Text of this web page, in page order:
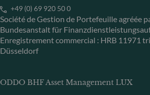
+49 (0) 69 920 50 0
Société de Gestion de Portefeuille agréée
Bundesanstalt für
Enregistrement commercial : HRB 11971
Düsseldorf
ODDO BHF Asset Management LUX